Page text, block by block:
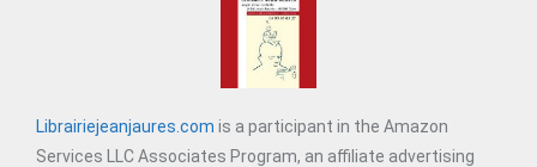
Librairiejeanjaures.com is a participant in the Amazon
Services LLC Associates Program, an affiliate advertising